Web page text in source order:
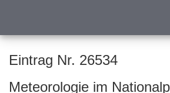
Eintrag Nr. 26534
Meteorologie im